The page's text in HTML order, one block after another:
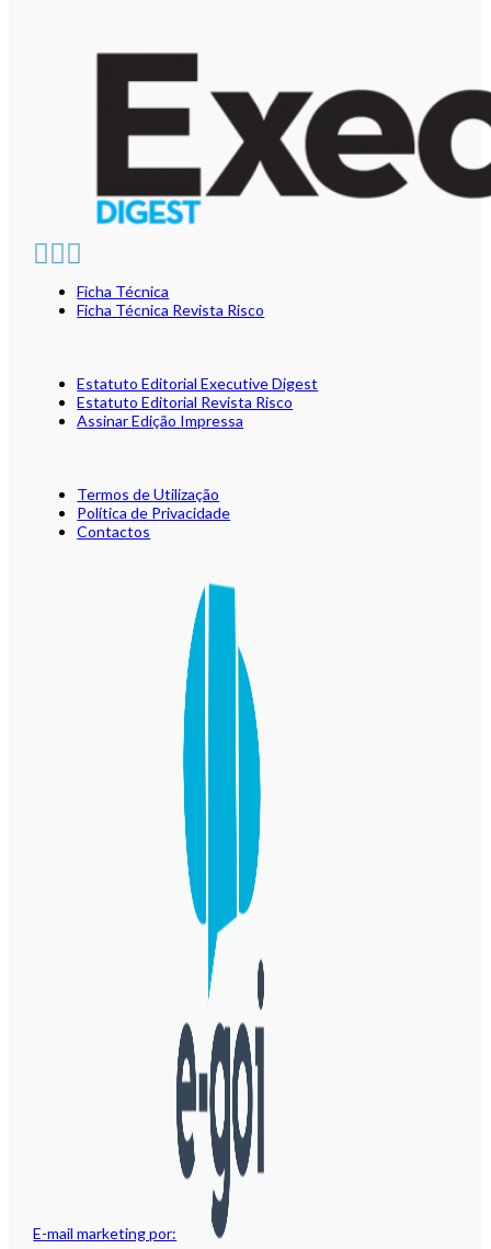
E-mail marketing por:
Ficha Técnica
Ficha Técnica Revista Risco
Estatuto Editorial Executive Digest
Estatuto Editorial Revista Risco
Assinar Edição Impressa
Termos de Utilização
Política de Privacidade
Contactos